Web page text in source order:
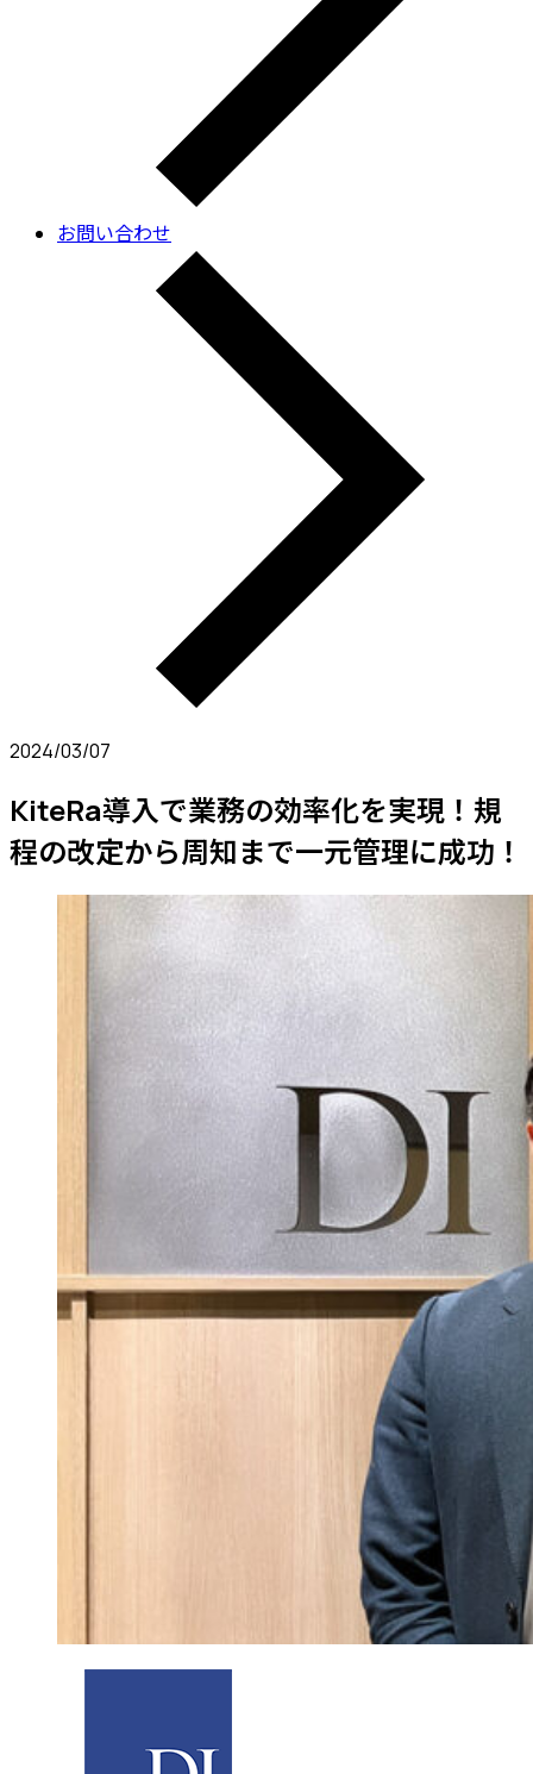
お問い合わせ
2024/03/07
KiteRa導入で業務の効率化を実現！規
程の改定から周知まで一元管理に成功！